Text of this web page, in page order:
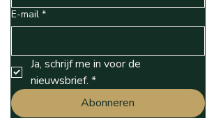
E-mail *
Ja, schrijf me in voor de
nieuwsbrief. *
Abonneren